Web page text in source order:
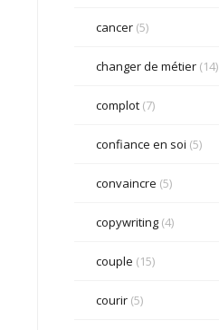
cancer(5)
changer de métier(14)
complot(7)
confiance en soi (5)
convaincre (5)
copywriting(4)
couple (15)
courir(5)